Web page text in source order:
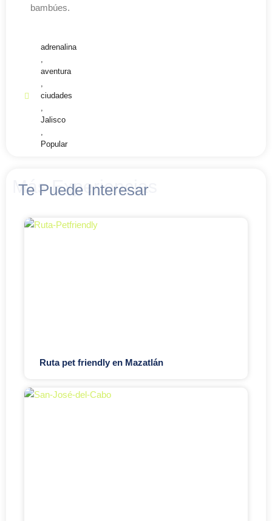
bambúes.
adrenalina
aventura
ciudades
Jalisco
Popular
Más Experiencias
Te Puede Interesar
Ruta pet friendly en Mazatlán